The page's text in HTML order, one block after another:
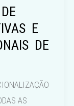
E
DE
AS